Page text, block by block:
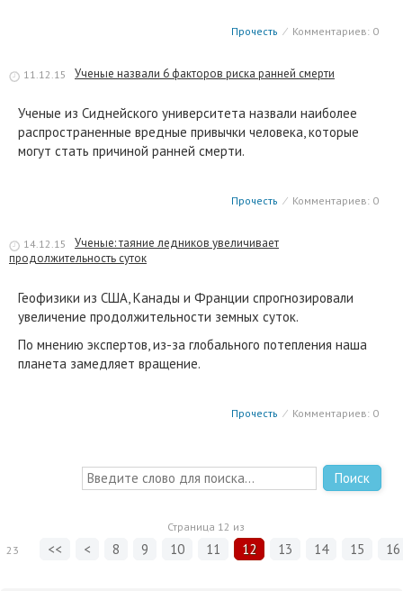
Прочесть ⁄ Комментариев: 0
11.12.15 Ученые назвали 6 факторов риска ранней смерти
Ученые из Сиднейского университета назвали наиболее
распространенные вредные привычки человека, которые
могут стать причиной ранней смерти.
Прочесть ⁄ Комментариев: 0
14.12.15
Ученые: таяние ледников увеличивает
продолжительность суток
Геофизики из США, Канады и Франции спрогнозировали
увеличение продолжительности земных суток.
По мнению экспертов, из-за глобального потепления наша
планета замедляет вращение.
Прочесть ⁄ Комментариев: 0
Поиск
Страница 12 из
23
<< < 8 9 10 11 12 13 14 15 16